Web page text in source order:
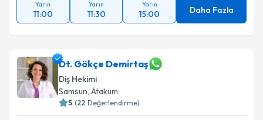
Yarın
11:00
Yarın
11:30
Yarın
15:00 Daha Fazla
Dt. Gökçe Demirtaş
Diş Hekimi
Samsun, Atakum
5 (22 Değerlendirme)